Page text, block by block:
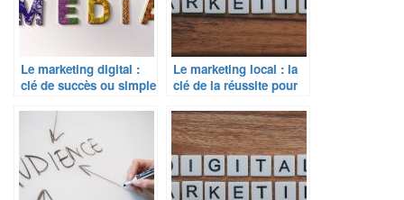
Le marketing digital :
clé de succès ou simple
Le marketing local : la
clé de la réussite pour
proximité ?